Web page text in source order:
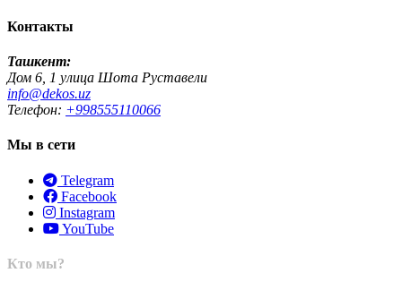
Контакты
Ташкент:
Дом 6, 1 улица Шота Руставели
info@dekos.uz
Телефон: +998555110066
Мы в сети
Telegram
Facebook
Instagram
YouTube
Кто мы?